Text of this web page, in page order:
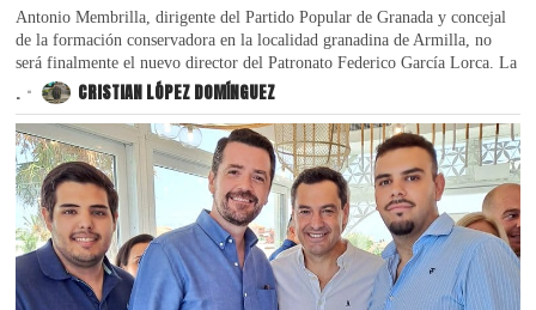
Antonio Membrilla, dirigente del Partido Popular de Granada y concejal
de la formación conservadora en la localidad granadina de Armilla, no
será finalmente el nuevo director del Patronato Federico García Lorca. La
. CRISTIAN LÓPEZ DOMÍNGUEZ